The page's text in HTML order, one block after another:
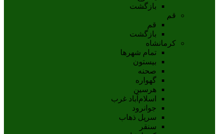
بازگشت
قم
قم
بازگشت
کرمانشاه
تمام شهر‌ها
بیستون
صحنه
گهواره
هرسین
اسلام‌‌آباد غرب
جوانرود
سرپل ذهاب
سنقر